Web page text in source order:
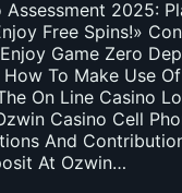
Assessment 2025:
Free Spins!»
Game Zero
To Make Use
On Line Casino
Casino Cell
And
At Ozwin…